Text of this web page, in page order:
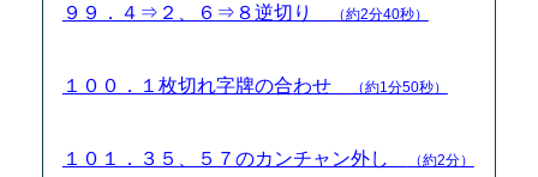
９９．４⇒２、６⇒８逆切り （約2分40秒）
１００．１枚切れ字牌の合わせ （約1分50秒）
１０１．３５、５７のカンチャン外し （約2分）